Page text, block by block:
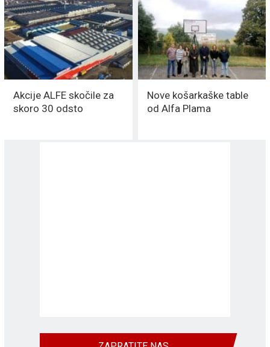
Akcije ALFE skočile za
skoro 30 odsto
Nove košarkaške table
od Alfa Plama